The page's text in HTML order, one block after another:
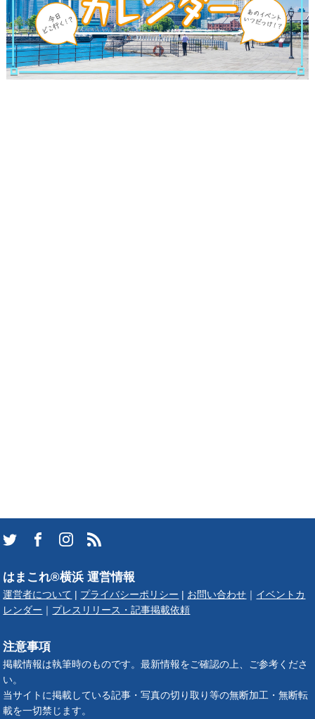
はまこれ®横浜 運営情報
運営者について プライバシーポリシー お問い合わせ
イベントカ
レンダー
プレスリリース・記事掲載依頼
注意事項
掲載情報は執筆時のものです。最新情報をご確認の上、ご参考くださ
い。
当サイトに掲載している記事・写真の切り取り等の無断加工・無断転
載を一切禁じます。